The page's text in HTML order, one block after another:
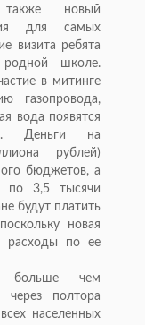
новый
для самых
визита ребята
школе.
в митинге
газопровода,
вода появятся
Деньги на
рублей)
бюджетов, а
по 3,5 тысячи
будут платить
новая
расходы по ее
больше чем
через полтора
населенных